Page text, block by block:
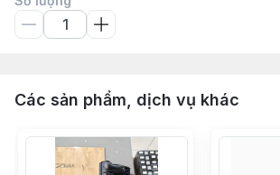
Các sản phẩm, dịch vụ khác